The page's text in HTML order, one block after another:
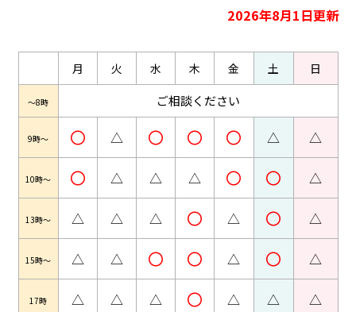
2026年8月1日更新
月 火 水 木 金 土 日
～8時 ご相談ください
9時～ 〇 △ 〇 〇 〇 △ △
10時～ 〇 △ △ △ 〇 〇 △
13時～ △ △ △ 〇 △ 〇 △
15時～ △ △ 〇 〇 △ 〇 △
17時 △ △ △ 〇 △ △ △